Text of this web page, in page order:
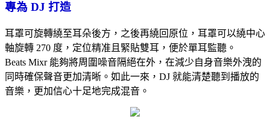
專為 DJ 打造
耳罩可旋轉繞至耳朵後方，之後再繞回原位，耳罩可以繞中心
軸旋轉 270 度，定位精准且緊貼雙耳，便於單耳監聽。
Beats Mixr 能夠將周圍噪音隔絕在外，在減少自身音樂外洩的
同時確保聲音更加清晰。如此一來，DJ 就能清楚聽到播放的
音樂，更加信心十足地完成混音。